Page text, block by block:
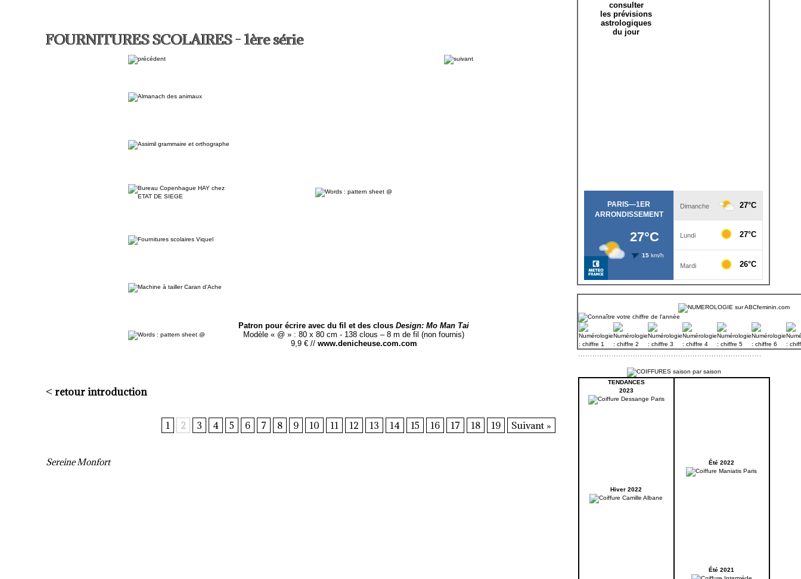
FOURNITURES SCOLAIRES - 1ère série
Patron pour écrire avec du fil et des clous Design: Mo Man Tai
Modèle « @ » : 80 x 80 cm - 138 clous – 8 m de fil (non fournis)
9,9 € // www.denicheuse.com.com
< retour introduction
1 2 3 4 5 6 7 8 9 10 11 12 13 14 15 16 17 18 19 Suivant »
Sereine Monfort
consulter
les prévisions
astrologiques
du jour
TENDANCES
2023
Hiver 2022
Été 2022
Été 2021